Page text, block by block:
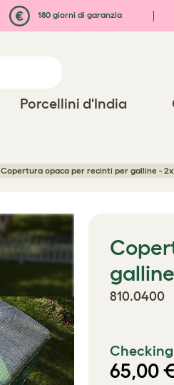
180 giorni di garanzia
Porcellini d'India
Copertura opaca per recinti per galline -
810.0400
65,00